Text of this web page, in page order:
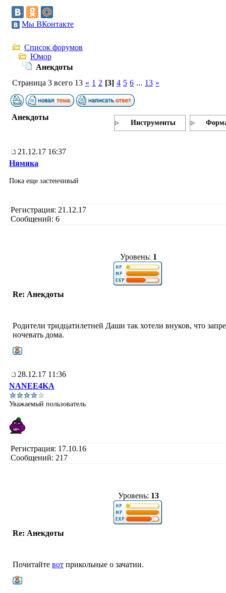
Мы ВКонтакте
Список форумов
Юмор
Анекдоты
Страница 3 всего 13 « 1 2 [3] 4 5 6 ... 13 »
Анекдоты
Инструменты
21.12.17 16:37
Нямяка
Пока еще застенчивый
Регистрация: 21.12.17
Сообщений: 6
Уровень: 1
Re: Анекдоты
Родители тридцатилетней Даши так хотели внуков, что
ночевать дома.
28.12.17 11:36
NANEE4KA
Уважаемый пользователь
Регистрация: 17.10.16
Сообщений: 217
Уровень: 13
Re: Анекдоты
Почитайте вот прикольные о зачатии.